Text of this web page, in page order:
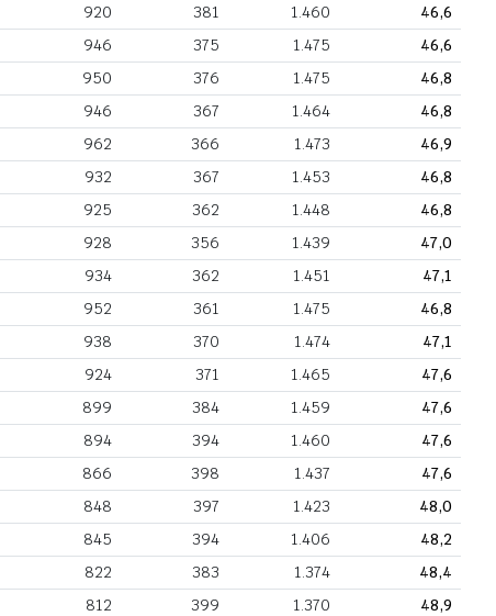
920 381 1.460
46,6
946 375 1.475
46,6
950 376 1.475
46,8
946 367 1.464
46,8
962 366 1.473
46,9
932 367 1.453
46,8
925 362 1.448
46,8
928 356 1.439
47,0
934 362 1.451
47,1
952 361 1.475
46,8
938 370 1.474
47,1
924 371 1.465
47,6
899 384 1.459
47,6
894 394 1.460
47,6
866 398 1.437
47,6
848 397 1.423
48,0
845 394 1.406
48,2
822 383 1.374
48,4
812 399 1.370 48,9